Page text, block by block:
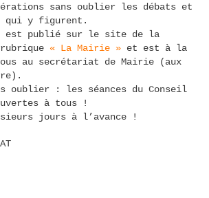
sans oublier les débats et
qui y figurent.
est publié sur le site de la
rubrique « La Mairie » et est à la
au secrétariat de Mairie (aux
oublier : les séances du Conseil
à tous !
jours à l’avance !